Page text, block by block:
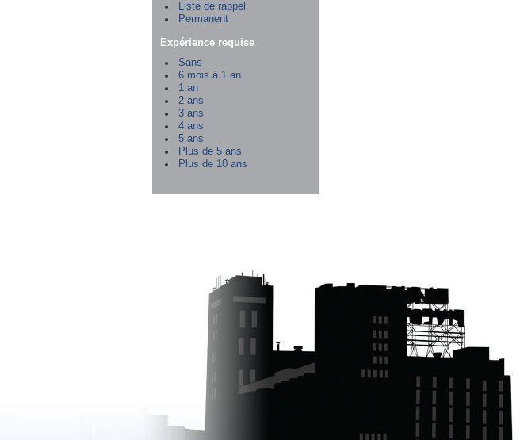
Liste de rappel
Permanent
Expérience requise
Sans
6 mois à 1 an
1 an
2 ans
3 ans
4 ans
5 ans
Plus de 5 ans
Plus de 10 ans